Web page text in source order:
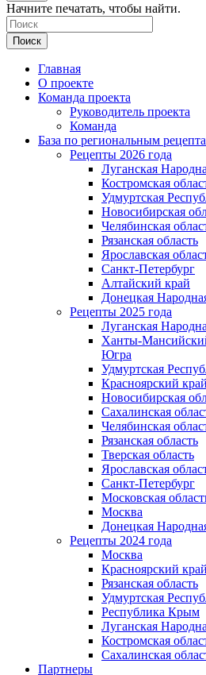
Начните печатать, чтобы найти.
Поиск
Главная
О проекте
Команда проекта
Руководитель проекта
Команда
База по региональным
Рецепты 2026 года
Луганская
Костромская
Удмуртская
Новосибирская
Челябинская
Рязанская область
Ярославская
Санкт-Петербург
Алтайский край
Донецкая
Рецепты 2025 года
Луганская
Ханты-
Югра
Удмуртская
Красноярский край
Новосибирская
Сахалинская
Челябинская
Рязанская область
Тверская область
Ярославская
Санкт-Петербург
Московская
Москва
Донецкая
Рецепты 2024 года
Москва
Красноярский край
Рязанская область
Удмуртская
Республика Крым
Луганская
Костромская
Сахалинская
Партнеры